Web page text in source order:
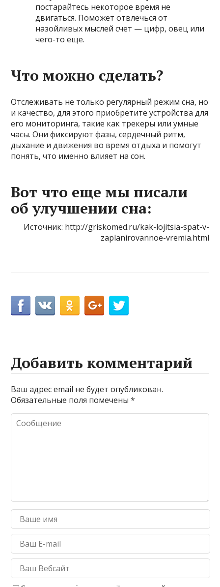
постарайтесь некоторое время не
двигаться. Поможет отвлечься от
назойливых мыслей счет — цифр, овец или
чего-то еще.
Что можно сделать?
Отслеживать не только регулярный режим сна, но
и качество, для этого приобретите устройства для
его мониторинга, такие как трекеры или умные
часы. Они фиксируют фазы, сердечный ритм,
дыхание и движения во время отдыха и помогут
понять, что именно влияет на сон.
Вот что еще мы писали
об улучшении сна:
Источник: http://griskomed.ru/kak-lojitsia-spat-v-
zaplanirovannoe-vremia.html
Добавить комментарий
Ваш адрес email не будет опубликован.
Обязательные поля помечены*